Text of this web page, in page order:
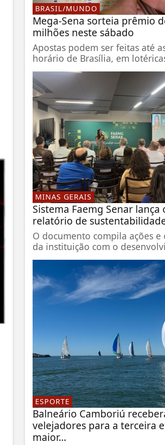
BRASIL/MUNDO
Mega-Sena sorteia prêmio
milhões neste sábado
Apostas podem ser feitas até
horário de Brasília, em
MINAS GERAIS
Sistema Faemg Senar
relatório de
O documento compila ações e
da instituição com o
ESPORTE
Balneário Camboriú
velejadores para a terceira
maior...